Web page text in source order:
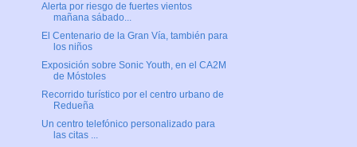
Alerta por riesgo de fuertes vientos
mañana sábado...
El Centenario de la Gran Vía, también para
los niños
Exposición sobre Sonic Youth, en el CA2M
de Móstoles
Recorrido turístico por el centro urbano de
Redueña
Un centro telefónico personalizado para
las citas ...